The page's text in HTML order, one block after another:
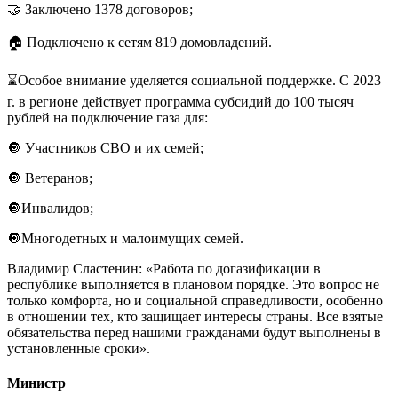
🤝 Заключено 1378 договоров;
🏠 Подключено к сетям 819 домовладений.
⌛Особое внимание уделяется социальной поддержке. С 2023
г. в регионе действует программа субсидий до 100 тысяч
рублей на подключение газа для:
🔘 Участников СВО и их семей;
🔘 Ветеранов;
🔘Инвалидов;
🔘Многодетных и малоимущих семей.
Владимир Сластенин: «Работа по догазификации в
республике выполняется в плановом порядке. Это вопрос не
только комфорта, но и социальной справедливости, особенно
в отношении тех, кто защищает интересы страны. Все взятые
обязательства перед нашими гражданами будут выполнены в
установленные сроки».
Министр